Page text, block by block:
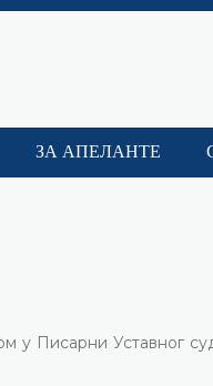
ЗА АПЕЛАНТЕ
у Писарни Уставног